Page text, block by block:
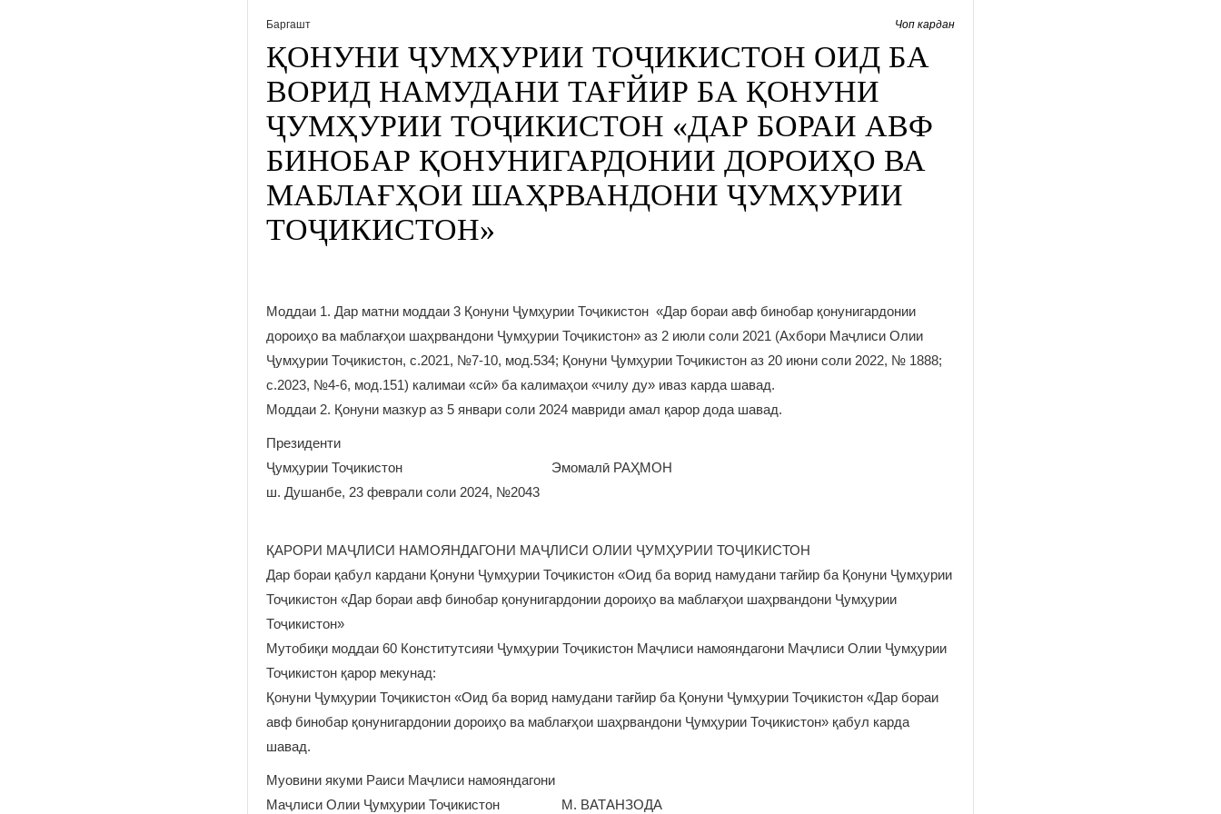
Баргашт Чоп кардан
ҚОНУНИ ҶУМҲУРИИ ТОҶИКИСТОН ОИД БА
ВОРИД НАМУДАНИ ТАҒЙИР БА ҚОНУНИ
ҶУМҲУРИИ ТОҶИКИСТОН «ДАР БОРАИ АВФ
БИНОБАР ҚОНУНИГАРДОНИИ ДОРОИҲО ВА
МАБЛАҒҲОИ ШАҲРВАНДОНИ ҶУМҲУРИИ
ТОҶИКИСТОН»
Моддаи 1. Дар матни моддаи 3 Қонуни Ҷумҳурии Тоҷикистон «Дар бораи авф бинобар қонунигардонии
дороиҳо ва маблағҳои шаҳрвандони Ҷумҳурии Тоҷикистон» аз 2 июли соли 2021 (Ахбори Маҷлиси Олии
Ҷумҳурии Тоҷикистон, с.2021, №7-10, мод.534; Қонуни Ҷумҳурии Тоҷикистон аз 20 июни соли 2022, № 1888;
с.2023, №4-6, мод.151) калимаи «сӣ» ба калимаҳои «чилу ду» иваз карда шавад.
Моддаи 2. Қонуни мазкур аз 5 январи соли 2024 мавриди амал қарор дода шавад.
Президенти
Ҷумҳурии Тоҷикистон Эмомалӣ РАҲМОН
ш. Душанбе, 23 феврали соли 2024, №2043
ҚАРОРИ МАҶЛИСИ НАМОЯНДАГОНИ МАҶЛИСИ ОЛИИ ҶУМҲУРИИ ТОҶИКИСТОН
Дар бораи қабул кардани Қонуни Ҷумҳурии Тоҷикистон «Оид ба ворид намудани тағйир ба Қонуни Ҷумҳурии
Тоҷикистон «Дар бораи авф бинобар қонунигардонии дороиҳо ва маблағҳои шаҳрвандони Ҷумҳурии
Тоҷикистон»
Мутобиқи моддаи 60 Конститутсияи Ҷумҳурии Тоҷикистон Маҷлиси намояндагони Маҷлиси Олии Ҷумҳурии
Тоҷикистон қарор мекунад:
Қонуни Ҷумҳурии Тоҷикистон «Оид ба ворид намудани тағйир ба Қонуни Ҷумҳурии Тоҷикистон «Дар бораи
авф бинобар қонунигардонии дороиҳо ва маблағҳои шаҳрвандони Ҷумҳурии Тоҷикистон» қабул карда
шавад.
Муовини якуми Раиси Маҷлиси намояндагони
Маҷлиси Олии Ҷумҳурии Тоҷикистон М. ВАТАНЗОДА